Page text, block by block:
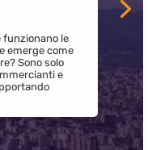
funzionano le
emerge come
Sono solo
e